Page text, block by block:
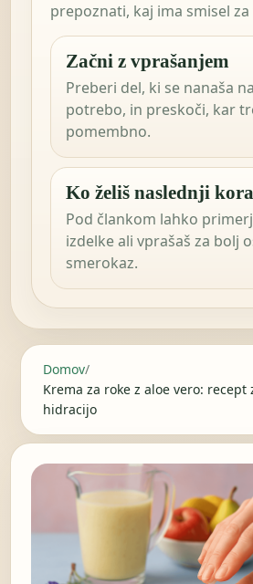
prepoznati, kaj ima smisel
Začni z vprašanjem
Preberi del, ki se nanaša
potrebo, in preskoči, kar
pomembno.
Ko želiš naslednji
Pod člankom lahko
izdelke ali vprašaš za bolj
smerokaz.
Domov/
Krema za roke z aloe vero: recept
hidracijo